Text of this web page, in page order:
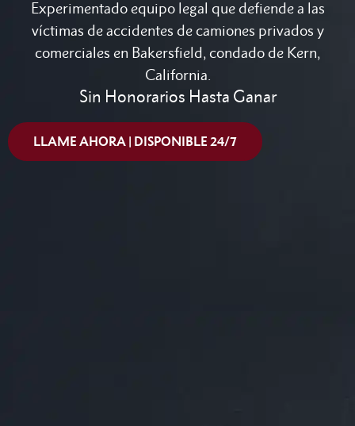
Experimentado equipo legal que defiende a las
víctimas de accidentes de camiones privados y
comerciales en Bakersfield, condado de Kern,
California.
Sin Honorarios Hasta Ganar
LLAME AHORA | DISPONIBLE 24/7